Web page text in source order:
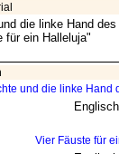
die linke Hand
für ein Halleluja"
und die linke Hand
Vier Fäuste für